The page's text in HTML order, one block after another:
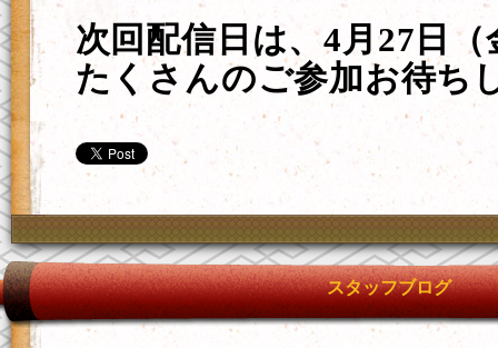
次回配信日は、4月27日（
たくさんのご参加お待ち
スタッフブログ